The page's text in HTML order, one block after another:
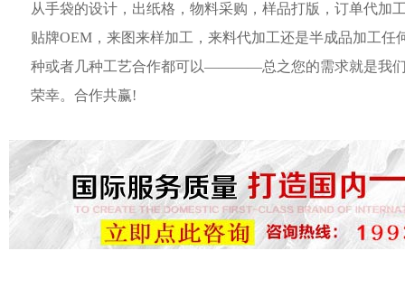
从手袋的设计，出纸格，物料采购，样品打版，订单代加
贴牌OEM，来图来样加工，来料代加工还是半成品加工任
种或者几种工艺合作都可以————总之您的需求就是我
荣幸。合作共赢!